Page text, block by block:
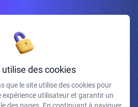
vous à la newsletter
mails et confirme avoir pris connaissance de
utilise des cookies
que le site utilise des cookies pour
expérience utilisateur et garantir un